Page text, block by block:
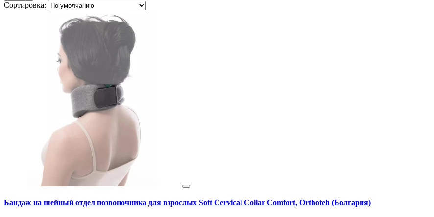
Сортировка:
Бандаж на шейный отдел позвоночника для взрослых Soft Cervical Collar Comfort, Orthoteh (Болгария)